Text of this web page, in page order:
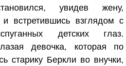
увидев жену,
встретившись взглядом с
детских глаз.
девочка, которая по
старику Беркли во внучки,